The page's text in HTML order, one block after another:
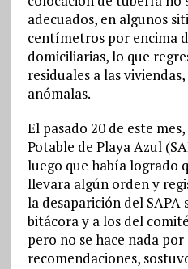
adecuados, en algunos
centímetros por encima
domiciliarias, lo que
residuales a las
anómalas.
El pasado 20 de este
Potable de Playa Azul
luego que había logrado
llevara algún orden y
la desaparición del SAPA
bitácora y a los del
pero no se hace nada
recomendaciones,